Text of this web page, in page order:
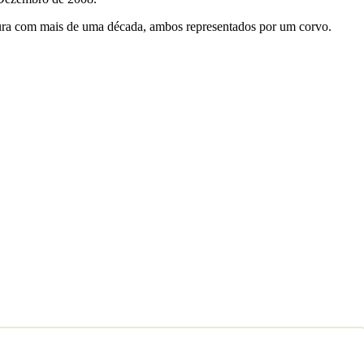
com mais de uma década, ambos representados por um corvo.